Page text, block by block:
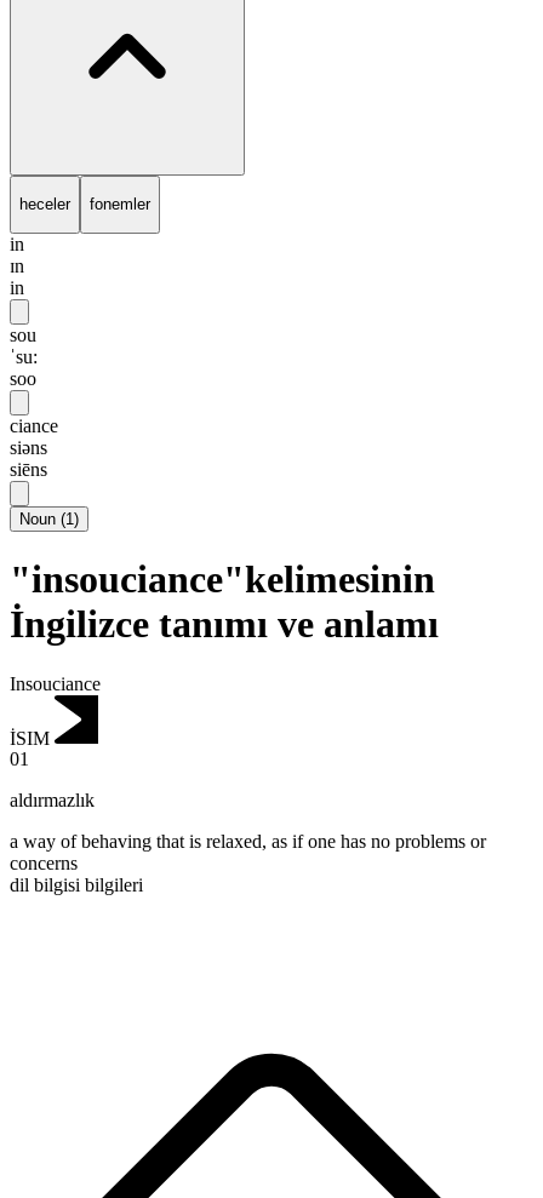
heceler fonemler
in
ɪn
in
sou
ˈsu:
soo
ciance
siəns
siēns
Noun (1)
"insouciance"kelimesinin
İngilizce tanımı ve anlamı
Insouciance
İSIM
01
aldırmazlık
a way of behaving that is relaxed, as if one has no problems or
concerns
dil bilgisi bilgileri